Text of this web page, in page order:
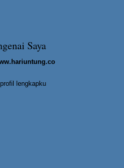
Saya
profil lengkapku